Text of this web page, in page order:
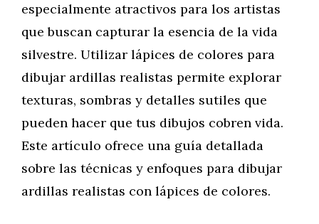
especialmente atractivos para los artistas
que buscan capturar la esencia de la vida
silvestre. Utilizar lápices de colores para
dibujar ardillas realistas permite explorar
texturas, sombras y detalles sutiles que
pueden hacer que tus dibujos cobren vida.
Este artículo ofrece una guía detallada
sobre las técnicas y enfoques para dibujar
ardillas realistas con lápices de colores.